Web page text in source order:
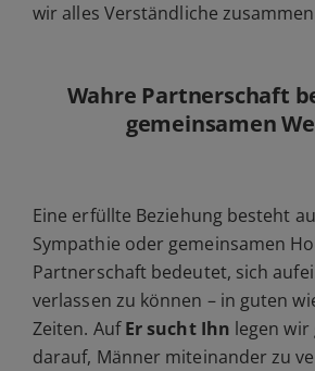
wir alles Verständliche
Wahre Partnerschaft
gemeinsamen
Eine erfüllte Beziehung besteht
Sympathie oder gemeinsamen
Partnerschaft bedeutet, sich
verlassen zu können – in guten
Zeiten. AufEr sucht Ihn legen
darauf, Männer miteinander zu